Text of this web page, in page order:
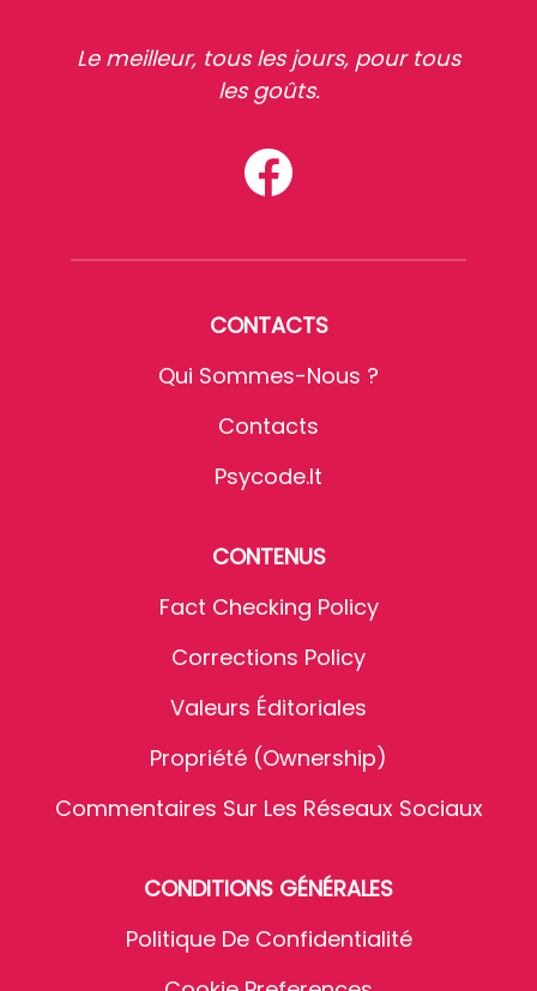
Le meilleur, tous les jours, pour tous
les goûts.
CONTACTS
Qui Sommes-Nous ?
Contacts
Psycode.it
CONTENUS
Fact Checking Policy
Corrections Policy
Valeurs Éditoriales
Propriété (Ownership)
Commentaires Sur Les Réseaux Sociaux
CONDITIONS GÉNÉRALES
Politique De Confidentialité